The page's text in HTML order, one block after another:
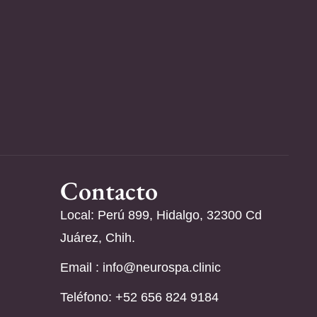
Contacto
Local: Perú 899, Hidalgo, 32300 Cd
Juárez, Chih.
Email : info@neurospa.clinic
Teléfono: ‪+52 656 824 9184‬